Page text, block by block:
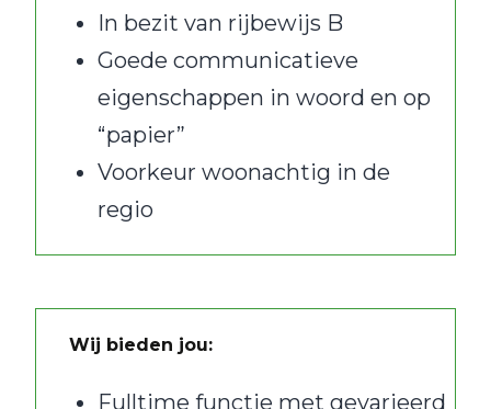
In bezit van rijbewijs B
Goede communicatieve
eigenschappen in woord en op
“papier”
Voorkeur woonachtig in de
regio
Wij bieden jou:
Fulltime functie met gevarieerd